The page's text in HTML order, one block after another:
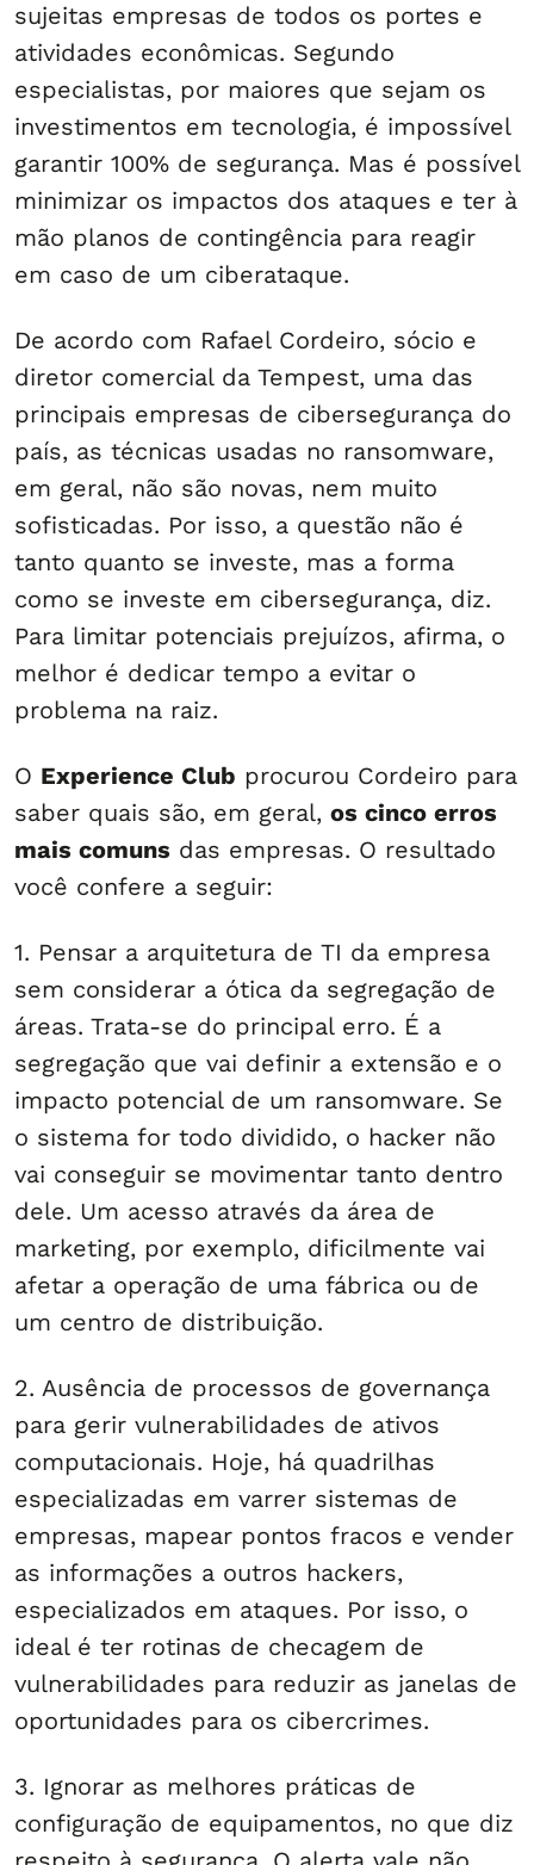
sujeitas empresas de todos os portes e
atividades econômicas. Segundo
especialistas, por maiores que sejam os
investimentos em tecnologia, é impossível
garantir 100% de segurança. Mas é possível
minimizar os impactos dos ataques e ter à
mão planos de contingência para reagir
em caso de um ciberataque.
De acordo com Rafael Cordeiro, sócio e
diretor comercial da Tempest, uma das
principais empresas de cibersegurança do
país, as técnicas usadas no ransomware,
em geral, não são novas, nem muito
sofisticadas. Por isso, a questão não é
tanto quanto se investe, mas a forma
como se investe em cibersegurança, diz.
Para limitar potenciais prejuízos, afirma, o
melhor é dedicar tempo a evitar o
problema na raiz.
O Experience Club procurou Cordeiro para
saber quais são, em geral, os cinco erros
mais comuns das empresas. O resultado
você confere a seguir:
1. Pensar a arquitetura de TI da empresa
sem considerar a ótica da segregação de
áreas. Trata-se do principal erro. É a
segregação que vai definir a extensão e o
impacto potencial de um ransomware. Se
o sistema for todo dividido, o hacker não
vai conseguir se movimentar tanto dentro
dele. Um acesso através da área de
marketing, por exemplo, dificilmente vai
afetar a operação de uma fábrica ou de
um centro de distribuição.
2. Ausência de processos de governança
para gerir vulnerabilidades de ativos
computacionais. Hoje, há quadrilhas
especializadas em varrer sistemas de
empresas, mapear pontos fracos e vender
as informações a outros hackers,
especializados em ataques. Por isso, o
ideal é ter rotinas de checagem de
vulnerabilidades para reduzir as janelas de
oportunidades para os cibercrimes.
3. Ignorar as melhores práticas de
configuração de equipamentos, no que diz